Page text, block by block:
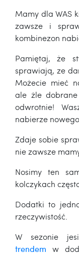
Mamy dla WAS
zawsze i
kombinezon
Pamiętaj, że
sprawiają, ze
Możecie mieć
ale żle
odwrotnie!
nabierze
Zdaje sobie
nie zawsze
Nosimy ten
kolczykach
Dodatki to
rzeczywistość.
W sezonie
trendem w